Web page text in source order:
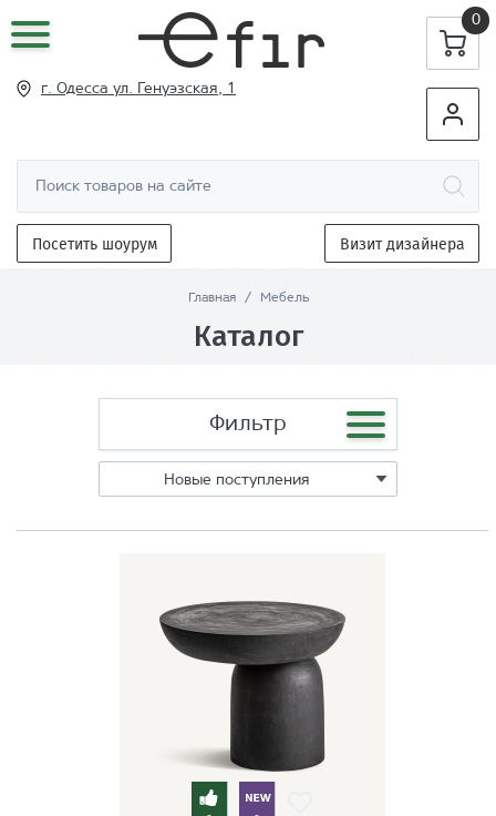
0
г. Одесса ул. Генуэзская, 1
Посетить шоурум Визит дизайнера
Главная / Мебель
Каталог
Фильтр